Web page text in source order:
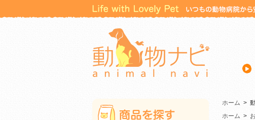
ホーム >
ホーム >